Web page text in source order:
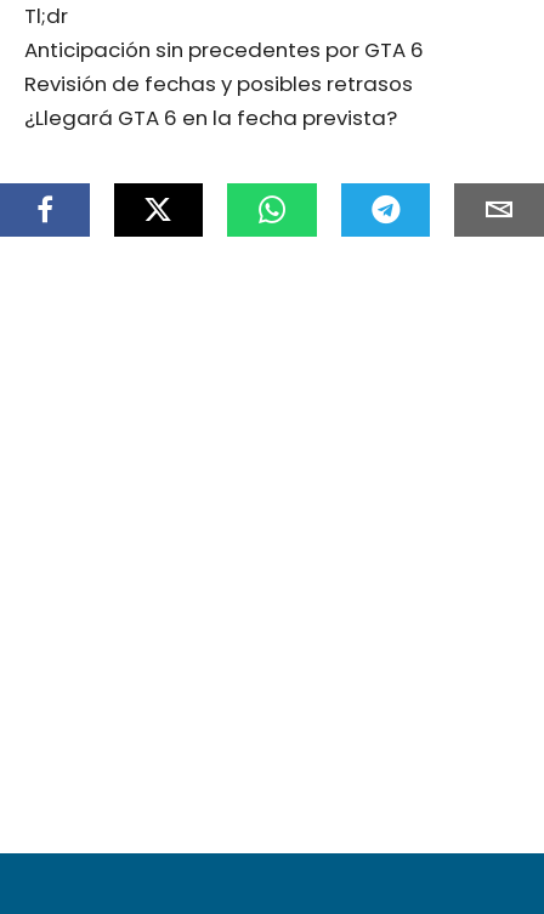
Tl;dr
Anticipación sin precedentes por GTA 6
Revisión de fechas y posibles retrasos
¿Llegará GTA 6 en la fecha prevista?